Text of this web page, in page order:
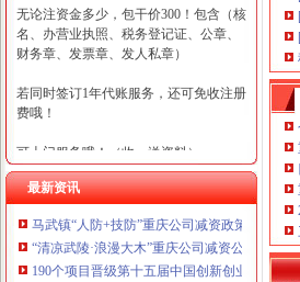
无论注资金多少，包干价300！包含（核
名、办营业执照、税务登记证、公章、
财务章、发票章、发人私章）
若同时签订1年代账服务，还可免收注册
费哦！
可上门服务哦！（收、送资料）
可加急服务哦！（最快可1工作日）
可代理开银行账户！（我们有长期合作
的银行，可免银行年费用）
最新资讯
马武镇“人防+技防”重庆公司减资政策齐发力
“清凉武陵·浪漫大木”重庆公司减资公告杯中
190个项目晋级第十五届中国创新创业大赛重